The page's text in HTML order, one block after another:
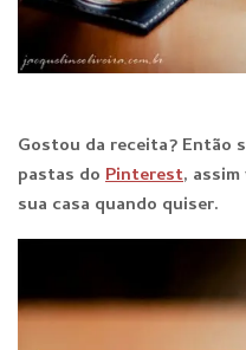
Gostou da receita? Então
pastas do Pinterest,
sua casa quando quiser.